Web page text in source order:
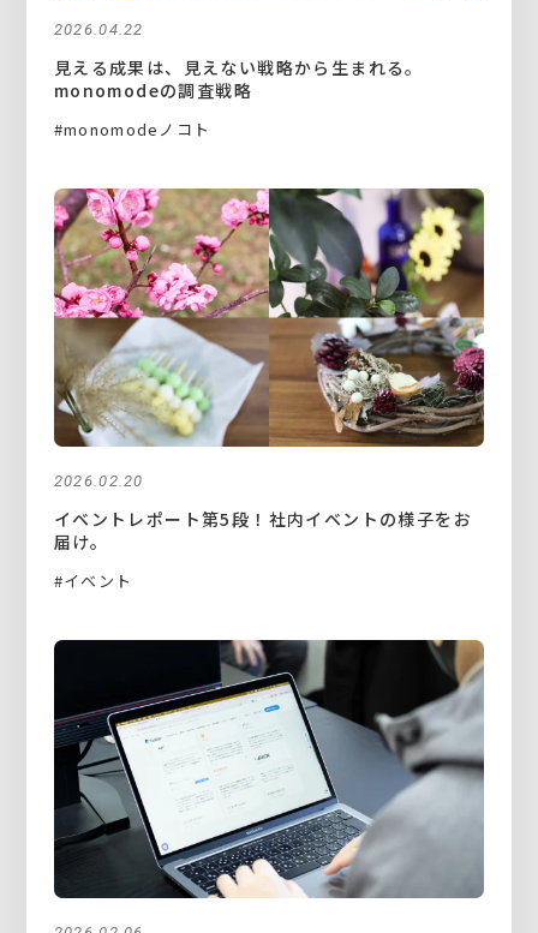
2026.04.22
見える成果は、見えない戦略から生まれる。
monomodeの調査戦略
#monomodeノコト
2026.02.20
イベントレポート第5段！社内イベントの様子をお
届け。
#イベント